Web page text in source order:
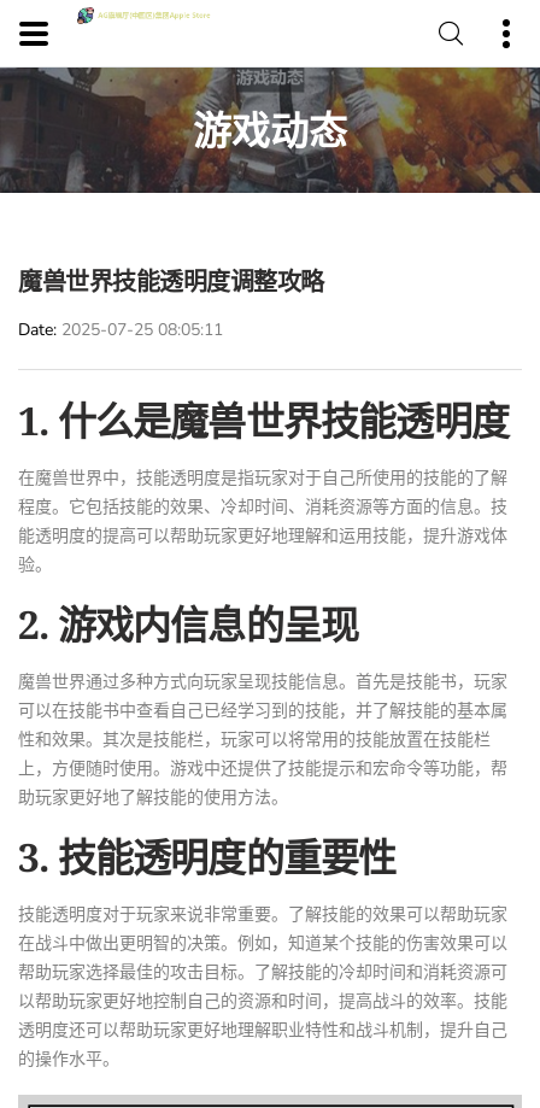
游戏动态
魔兽世界技能透明度调整攻略
Date 2025-07-25 08:05:11
1. 什么是魔兽世界技能透明度
在魔兽世界中，技能透明度是指玩家对于自己所使用的技能的了解
程度。它包括技能的效果、冷却时间、消耗资源等方面的信息。技
能透明度的提高可以帮助玩家更好地理解和运用技能，提升游戏体
验。
2. 游戏内信息的呈现
魔兽世界通过多种方式向玩家呈现技能信息。首先是技能书，玩家
可以在技能书中查看自己已经学习到的技能，并了解技能的基本属
性和效果。其次是技能栏，玩家可以将常用的技能放置在技能栏
上，方便随时使用。游戏中还提供了技能提示和宏命令等功能，帮
助玩家更好地了解技能的使用方法。
3. 技能透明度的重要性
技能透明度对于玩家来说非常重要。了解技能的效果可以帮助玩家
在战斗中做出更明智的决策。例如，知道某个技能的伤害效果可以
帮助玩家选择最佳的攻击目标。了解技能的冷却时间和消耗资源可
以帮助玩家更好地控制自己的资源和时间，提高战斗的效率。技能
透明度还可以帮助玩家更好地理解职业特性和战斗机制，提升自己
的操作水平。